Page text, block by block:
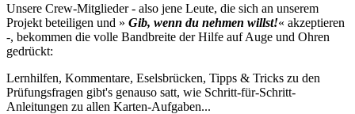
Unsere Crew-Mitglieder - also jene Leute, die sich an unserem
Projekt beteiligen und » Gib, wenn du nehmen willst!« akzeptieren
-, bekommen die volle Bandbreite der Hilfe auf Auge und Ohren
gedrückt:
Lernhilfen, Kommentare, Eselsbrücken, Tipps & Tricks zu den
Prüfungsfragen gibt's genauso satt, wie Schritt-für-Schritt-
Anleitungen zu allen Karten-Aufgaben...